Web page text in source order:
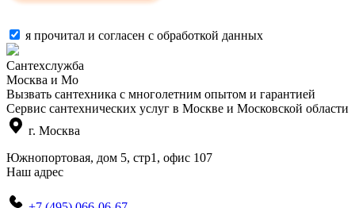
я прочитал и согласен с обработкой данных
Сантехслужба
Москва и Мо
Вызвать сантехника с многолетним опытом и гарантией
Сервис сантехнических услуг в Москве и Московской области
г. Москва
Южнопортовая, дом 5, стр1, офис 107
Наш адрес